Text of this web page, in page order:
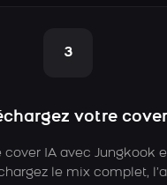
3
votre cover
cover IA avec Jungkook
le mix complet,